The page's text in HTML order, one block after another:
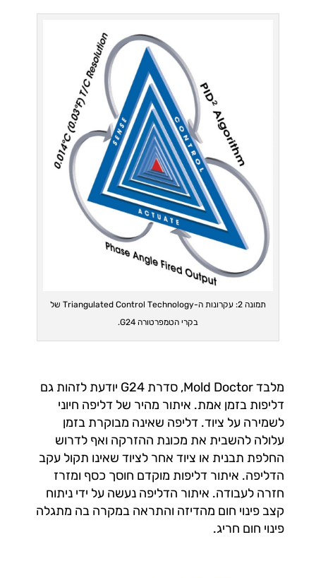
תמונה 2: עקרונות ה-Triangulated Control Technology של
בקרי הטמפרטורה G24.
מלבד Mold Doctor, סדרת G24 יודעת לזהות גם
דליפות בזמן אמת. איתור מהיר של דליפה חיוני
לשמירה על ציוד. דליפה שאינה מבוקרת בזמן
עלולה להשבית את מכונת ההזרקה ואף לדרוש
החלפת תבנית או ציוד אחר לציוד שאינו תקול עקב
הדליפה. איתור דליפות מוקדם חוסך כסף ומזרז
חזרה לעבודה. איתור הדליפה נעשה על ידי ניתוח
קצב פינוי חום מהדיזה והתראה במקרה בה מתגלה
פינוי חום חריג.